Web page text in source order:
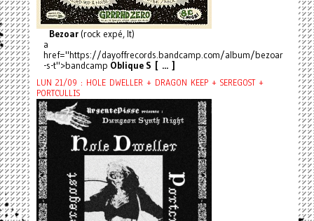
Bezoar(rock expé, It)
a
href="https://dayoffrecords.bandcamp.com/album/bezoar
-s-t">bandcamp Oblique S [ ... ]
LUN 21/09 : HOLE DWELLER + DRAGON KEEP + SEREGOST +
PORTCULLIS